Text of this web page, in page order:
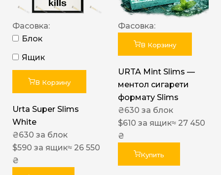
Фасовка:
Блок
Ящик
В Корзину
Urta Super Slims
White
₴630 за блок
$590 за ящик≈ 26 550
₴
Фасовка:
В Корзину
URTA Mint Slims —
ментол сигарети
формату Slims
₴630 за блок
$610 за ящик≈ 27 450
₴
Купить